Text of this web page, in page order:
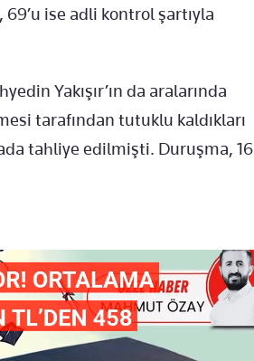
69’u ise adli kontrol şartıyla
Yakışır’ın da aralarında
tarafından tutuklu kaldıkları
tahliye edilmişti. Duruşma, 16